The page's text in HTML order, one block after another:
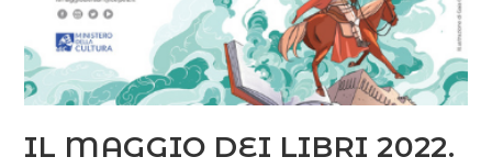
IL MAGGIO DEI LIBRI 2022.